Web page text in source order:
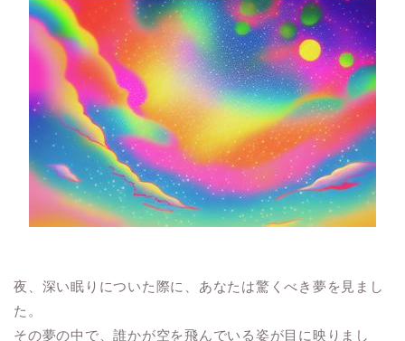
夜、深い眠りについた際に、あなたは驚くべき夢を見まし
た。
その夢の中で、誰かが空を飛んでいる姿が目に映りまし